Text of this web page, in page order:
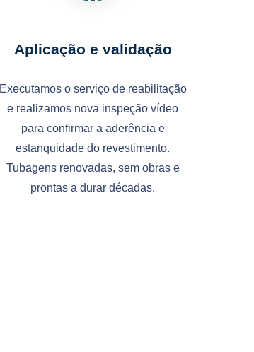
Aplicação e validação
Executamos o serviço de reabilitação
e realizamos nova inspeção vídeo
para confirmar a aderência e
estanquidade do revestimento.
Tubagens renovadas, sem obras e
prontas a durar décadas.